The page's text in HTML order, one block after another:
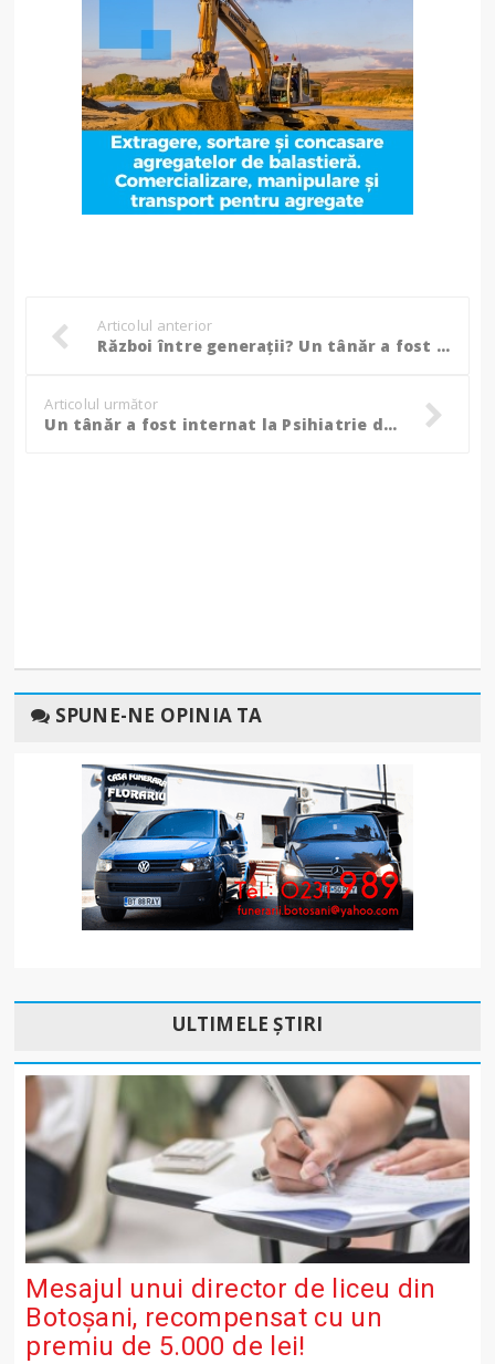
Articolul anterior
Război între generații? Un tânăr a fost internat la Urgențe după o tentativă de sinucidere!
Articolul următor
Un tânăr a fost internat la Psihiatrie după un scandal în plină stradă la prima oră a dimineții!
SPUNE-NE OPINIA TA
ULTIMELE ȘTIRI
Mesajul unui director de liceu din
Botoșani, recompensat cu un
premiu de 5.000 de lei!